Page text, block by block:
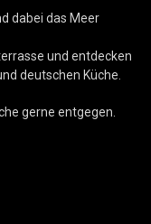
dabei das Meer
und entdecken
deutschen Küche.
gerne entgegen.